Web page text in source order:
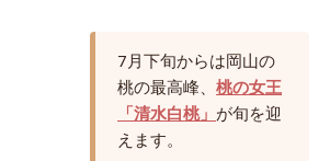
7月下旬からは岡山の
桃の最高峰、 桃の女王
「清水白桃」 が旬を迎
えます。